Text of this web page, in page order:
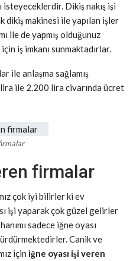
isteyeceklerdir. Dikiş nakış işi
dikiş makinesi ile yapılan işler
ile de yapmış olduğunuz
iş imkanı sunmaktadırlar.
ile anlaşma sağlamış
ile 2.200 lira civarında ücret
firmalar
çok iyi bilirler ki ev
işi yaparak çok güzel gelirler
sadece iğne oyası
Canik ve
için iğne oyası işi veren